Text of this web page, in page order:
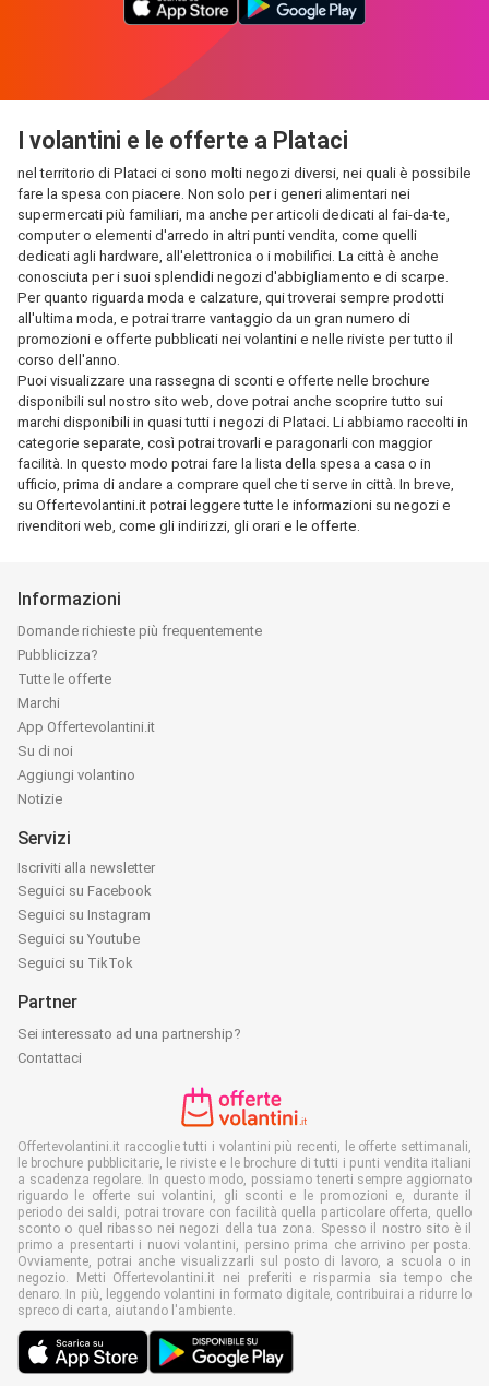
I volantini e le offerte a Plataci
nel territorio di Plataci ci sono molti negozi diversi, nei quali è possibile
fare la spesa con piacere. Non solo per i generi alimentari nei
supermercati più familiari, ma anche per articoli dedicati al fai-da-te,
computer o elementi d'arredo in altri punti vendita, come quelli
dedicati agli hardware, all'elettronica o i mobilifici. La città è anche
conosciuta per i suoi splendidi negozi d'abbigliamento e di scarpe.
Per quanto riguarda moda e calzature, qui troverai sempre prodotti
all'ultima moda, e potrai trarre vantaggio da un gran numero di
promozioni e offerte pubblicati nei volantini e nelle riviste per tutto il
corso dell'anno.
Puoi visualizzare una rassegna di sconti e offerte nelle brochure
disponibili sul nostro sito web, dove potrai anche scoprire tutto sui
marchi disponibili in quasi tutti i negozi di Plataci. Li abbiamo raccolti in
categorie separate, così potrai trovarli e paragonarli con maggior
facilità. In questo modo potrai fare la lista della spesa a casa o in
ufficio, prima di andare a comprare quel che ti serve in città. In breve,
su Offertevolantini.it potrai leggere tutte le informazioni su negozi e
rivenditori web, come gli indirizzi, gli orari e le offerte.
Informazioni
Domande richieste più frequentemente
Pubblicizza?
Tutte le offerte
Marchi
App Offertevolantini.it
Su di noi
Aggiungi volantino
Notizie
Servizi
Iscriviti alla newsletter
Seguici su Facebook
Seguici su Instagram
Seguici su Youtube
Seguici su TikTok
Partner
Sei interessato ad una partnership?
Contattaci
Offertevolantini.it raccoglie tutti i volantini più recenti, le offerte settimanali,
le brochure pubblicitarie, le riviste e le brochure di tutti i punti vendita italiani
a scadenza regolare. In questo modo, possiamo tenerti sempre aggiornato
riguardo le offerte sui volantini, gli sconti e le promozioni e, durante il
periodo dei saldi, potrai trovare con facilità quella particolare offerta, quello
sconto o quel ribasso nei negozi della tua zona. Spesso il nostro sito è il
primo a presentarti i nuovi volantini, persino prima che arrivino per posta.
Ovviamente, potrai anche visualizzarli sul posto di lavoro, a scuola o in
negozio. Metti Offertevolantini.it nei preferiti e risparmia sia tempo che
denaro. In più, leggendo volantini in formato digitale, contribuirai a ridurre lo
spreco di carta, aiutando l'ambiente.